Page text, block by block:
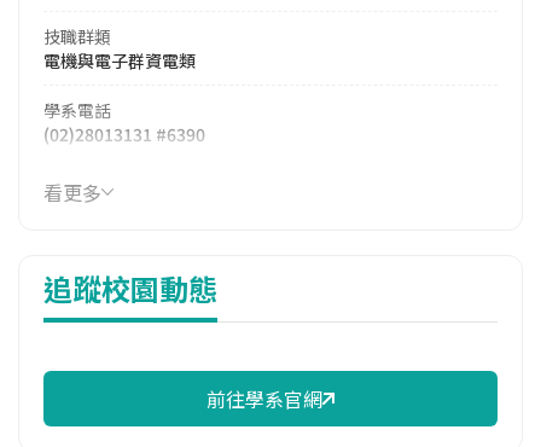
技職群類
電機與電子群資電類
學系電話
(02)28013131 #6390
學系地址
新北市淡水區淡金路四段499號
看更多
追蹤校園動態
前往學系官網